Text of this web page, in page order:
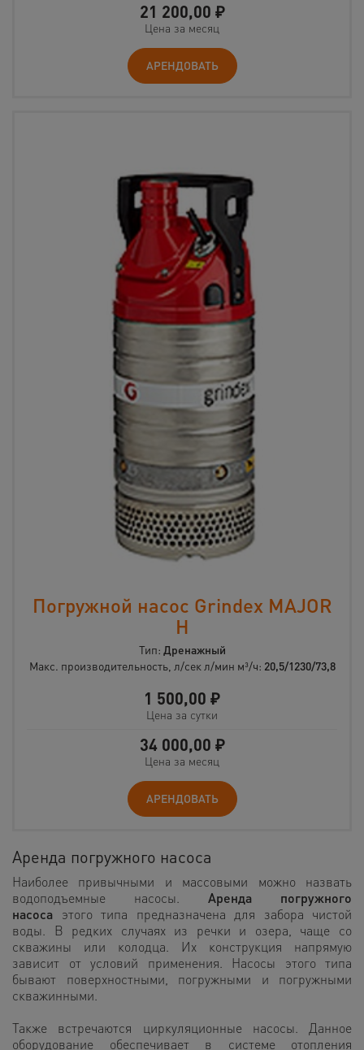
21 200,00 ₽
Цена за месяц
АРЕНДОВАТЬ
Погружной насос Grindex MAJOR
H
Тип: Дренажный
Макс. производительность, л/сек л/мин м³/ч: 20,5/1230/73,8
1 500,00 ₽
Цена за сутки
34 000,00 ₽
Цена за месяц
АРЕНДОВАТЬ
Аренда погружного насоса
Наиболее привычными и массовыми можно назвать
водоподъемные насосы. Аренда погружного
насоса этого типа предназначена для забора чистой
воды. В редких случаях из речки и озера, чаще со
скважины или колодца. Их конструкция напрямую
зависит от условий применения. Насосы этого типа
бывают поверхностными, погружными и погружными
скважинными.
Также встречаются циркуляционные насосы. Данное
оборудование обеспечивает в системе отопления